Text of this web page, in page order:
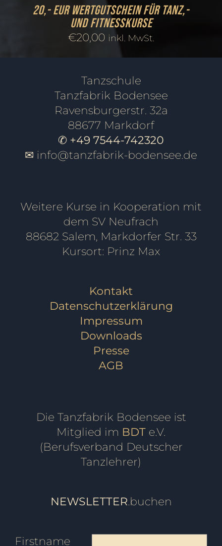
20,- EUR Wertgutschein für Tanz,-
und Fitnesskurse
€20,00 inkl. MwSt.
Tanzschule
Tanzfabrik Bodensee
Ravensburgerstr. 32a
88677 Markdorf
✆ +49 7544-742320
✉ info@tanzfabrik-bodensee.de
Weitere Kurse in Kooperation mit
dem SV Neufrach
88682 Salem, Markdorfer Str. 33
Kursort: Prinz Max
Kontakt
Datenschutzerklärung
Impressum
Downloads
Presse
AGB
Die Tanzfabrik Bodensee ist
Mitglied im BDT e.V.
(Berufsverband Deutscher
Tanzlehrer)
NEWSLETTER.buchen
Firstname